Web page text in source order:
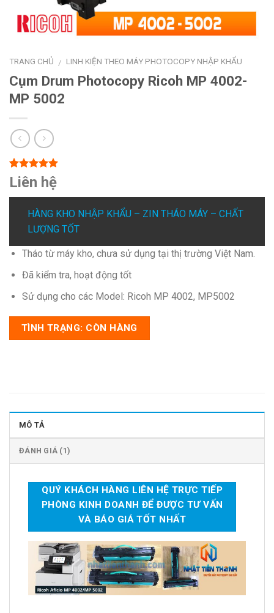
TRANG CHỦ / LINH KIỆN THEO MÁY PHOTOCOPY NHẬP KHẨU
Cụm Drum Photocopy Ricoh MP 4002-
MP 5002
5.00trên 5
dựa trên
1
đánh giá
Liên hệ
HÀNG KHO NHẬP KHẨU – ZIN THÁO MÁY – CHẤT
LƯỢNG TỐT
Tháo từ máy kho, chưa sử dụng tại thị trường Việt Nam.
Đã kiểm tra, hoạt động tốt
Sử dụng cho các Model: Ricoh MP 4002, MP5002
TÌNH TRẠNG: CÒN HÀNG
MÔ TẢ
ĐÁNH GIÁ (1)
QUÝ KHÁCH HÀNG LIÊN HỆ TRỰC TIẾP
PHÒNG KINH DOANH ĐỂ ĐƯỢC TƯ VẤN
VÀ BÁO GIÁ TỐT NHẤT